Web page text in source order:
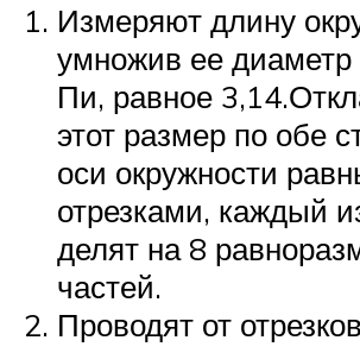
Измеряют длину
умножив ее диаметр
Пи, равное
этот размер по обе
оси окружности
отрезками, каждый
делят на 8
частей.
Проводят от